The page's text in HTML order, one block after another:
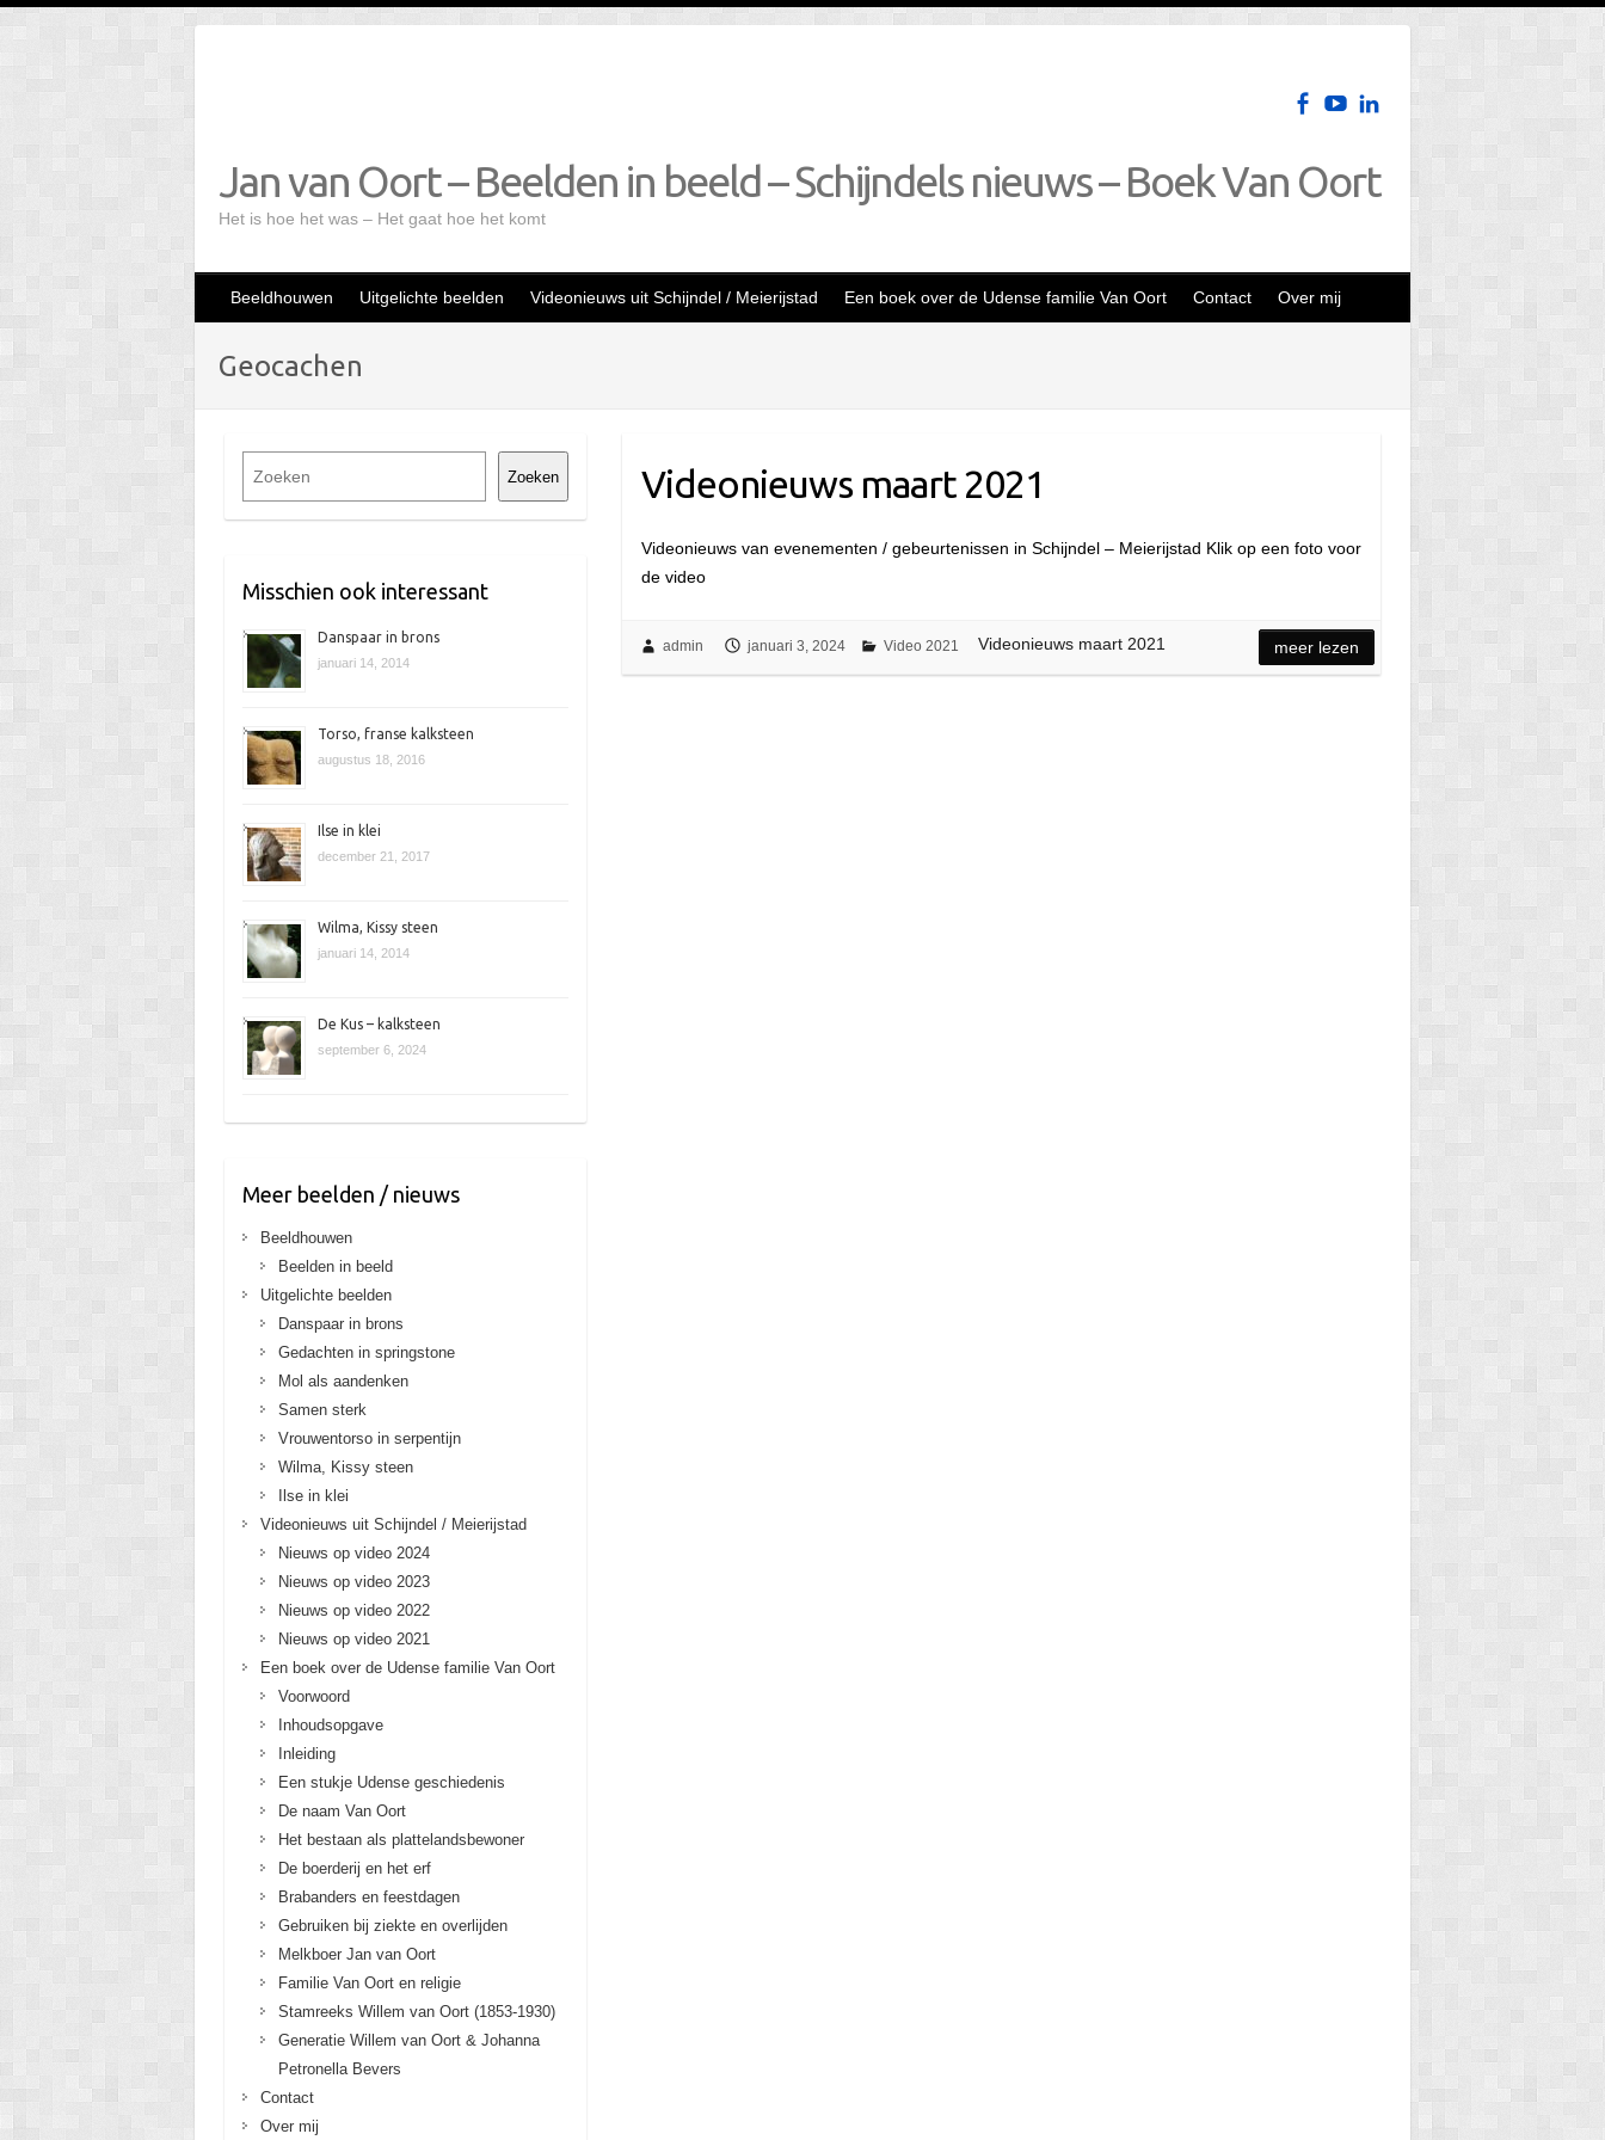
Jan van Oort – Beelden in beeld – Schijndels nieuws – Boek Van Oort
Het is hoe het was – Het gaat hoe het komt
Beeldhouwen Uitgelichte beelden Videonieuws uit Schijndel / Meierijstad Een boek over de Udense familie Van Oort Contact Over mij
Geocachen
Videonieuws maart 2021
Videonieuws van evenementen / gebeurtenissen in Schijndel – Meierijstad Klik op een foto voor
de video
admin januari 3, 2024 Video 2021 Videonieuws maart 2021 meer lezen
e
Zoeken
Misschien ook interessant
Danspaar in brons
januari 14, 2014
Torso, franse kalksteen
augustus 18, 2016
Ilse in klei
december 21, 2017
Wilma, Kissy steen
januari 14, 2014
De Kus – kalksteen
september 6, 2024
Meer beelden / nieuws
Beeldhouwen
Beelden in beeld
Uitgelichte beelden
Danspaar in brons
Gedachten in springstone
Mol als aandenken
Samen sterk
Vrouwentorso in serpentijn
Wilma, Kissy steen
Ilse in klei
Videonieuws uit Schijndel / Meierijstad
Nieuws op video 2024
Nieuws op video 2023
Nieuws op video 2022
Nieuws op video 2021
Een boek over de Udense familie Van Oort
Voorwoord
Inhoudsopgave
Inleiding
Een stukje Udense geschiedenis
De naam Van Oort
Het bestaan als plattelandsbewoner
De boerderij en het erf
Brabanders en feestdagen
Gebruiken bij ziekte en overlijden
Melkboer Jan van Oort
Familie Van Oort en religie
Stamreeks Willem van Oort (1853-1930)
Generatie Willem van Oort & Johanna
Petronella Bevers
Contact
Over mij